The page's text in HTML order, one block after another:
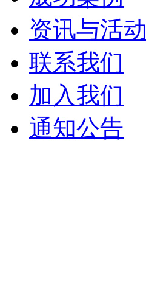
资讯与活动
联系我们
加入我们
通知公告